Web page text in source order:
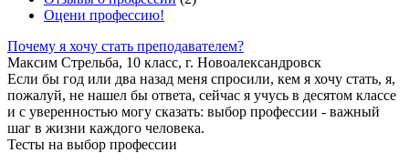
Оцени профессию!
Почему я хочу стать преподавателем?
Максим Стрельба, 10 класс, г. Новоалександровск
Если бы год или два назад меня спросили, кем я хочу стать, я,
пожалуй, не нашел бы ответа, сейчас я учусь в десятом классе
и с уверенностью могу сказать: выбор профессии - важный
шаг в жизни каждого человека.
Тесты на выбор профессии